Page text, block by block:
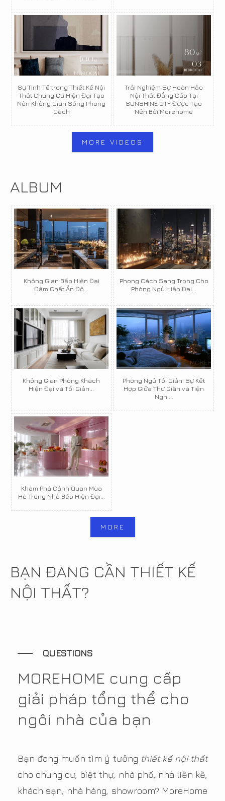
Sự Tinh Tế trong Thiết Kế Nội
Thất Chung Cư Hiện Đại Tạo
Nên Không Gian Sống Phong
Cách
Trải Nghiệm Sự Hoàn Hảo
Nội Thất Đẳng Cấp Tại
SUNSHINE CTY Được Tạo
Nên Bởi Morehome
MORE VIDEOS
ALBUM
Không Gian Bếp Hiện Đại
Đậm Chất Ấn Độ...
Phong Cách Sang Trọng Cho
Phòng Ngủ Hiện Đại...
Không Gian Phòng Khách
Hiện Đại và Tối Giản...
Phòng Ngủ Tối Giản: Sự Kết
Hợp Giữa Thư Giãn và Tiện
Nghi...
Khám Phá Cảnh Quan Mùa
Hè Trong Nhà Bếp Hiện Đại...
MORE
BẠN ĐANG CẦN THIẾT KẾ
NỘI THẤT?
QUESTIONS
MOREHOME cung cấp
giải pháp tổng thể cho
ngôi nhà của bạn
Bạn đang muốn tìm ý tưởng thiết kế nội thất
cho chung cư, biệt thự, nhà phố, nhà liền kề,
khách sạn, nhà hàng, showroom? MoreHome